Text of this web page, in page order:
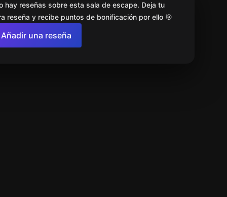
hay reseñas sobre esta sala de escape. Deja tu
reseña y recibe puntos de bonificación por ello 🎯
Añadir una reseña